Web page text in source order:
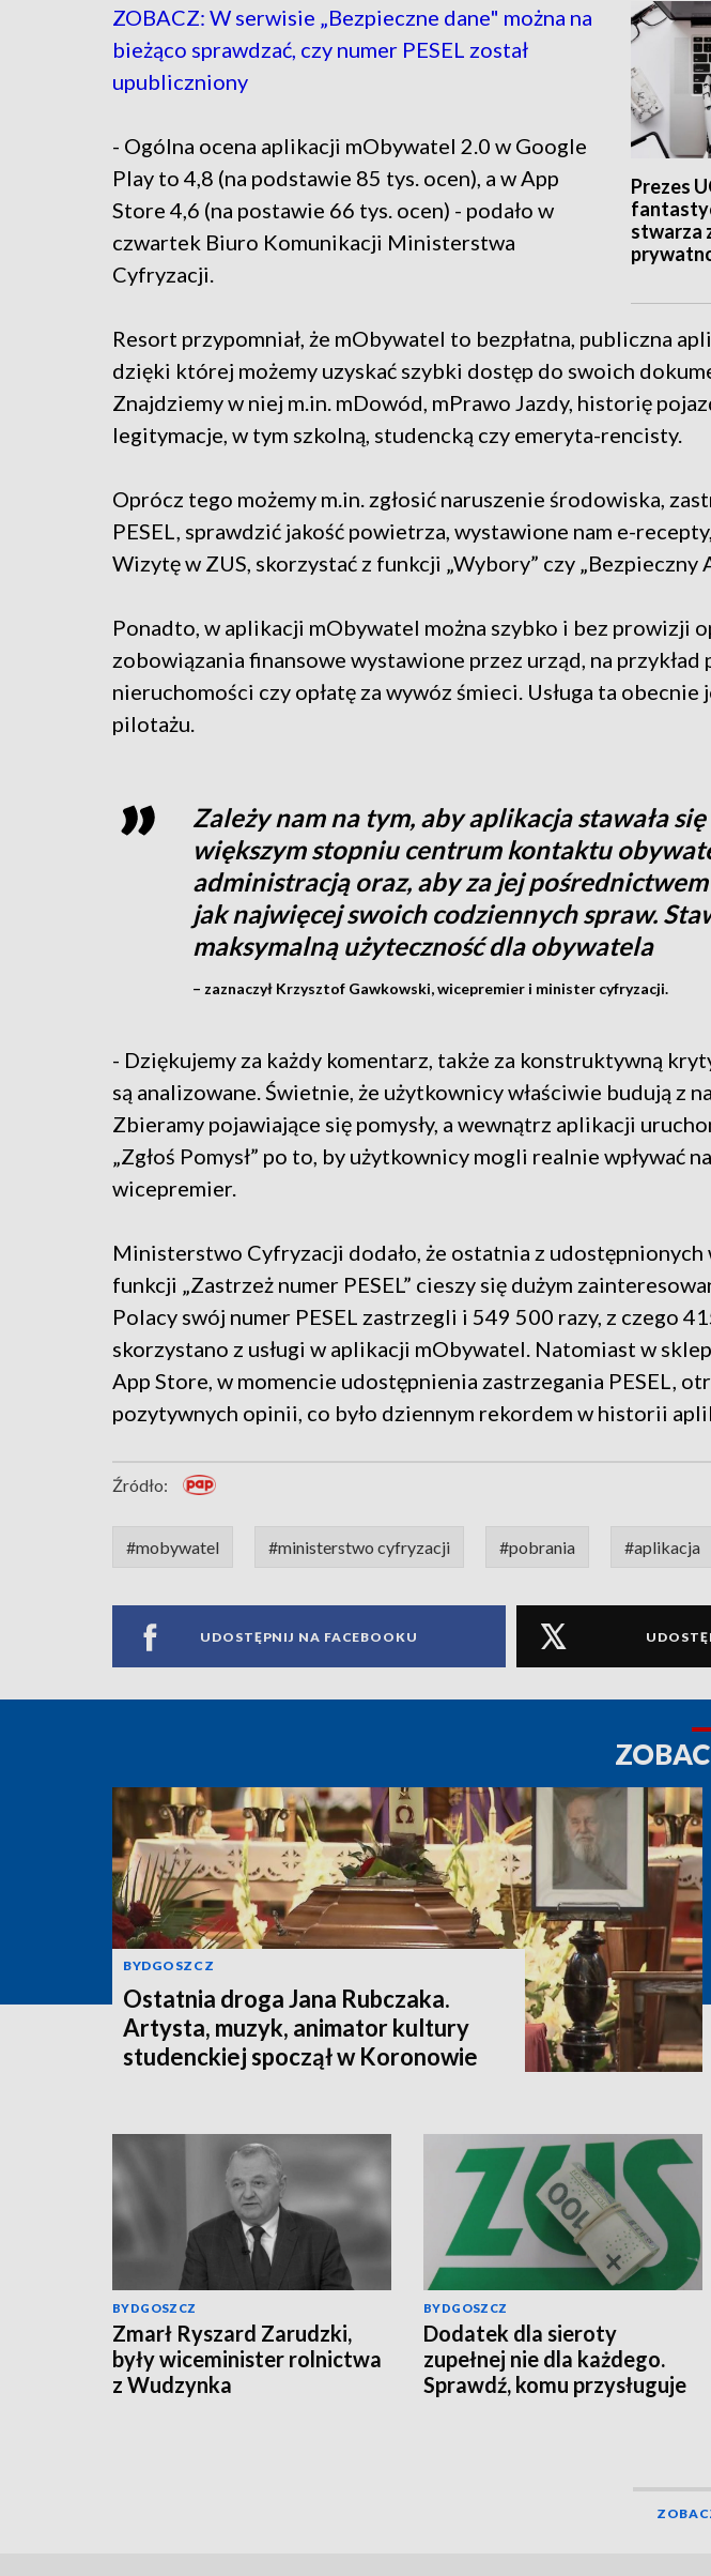
Prezes
stwarza
ZOBACZ: W serwisie „Bezpieczne dane" można na
bieżąco sprawdzać, czy numer PESEL został
upubliczniony
- Ogólna ocena aplikacji mObywatel 2.0 w Google
Play to 4,8 (na podstawie 85 tys. ocen), a w App
Store 4,6 (na postawie 66 tys. ocen) - podało w
czwartek Biuro Komunikacji Ministerstwa
Cyfryzacji.
Resort przypomniał, że mObywatel to bezpłatna, publiczna
dzięki której możemy uzyskać szybki dostęp do swoich
Znajdziemy w niej m.in. mDowód, mPrawo Jazdy, historię
legitymacje, w tym szkolną, studencką czy emeryta-rencisty.
Oprócz tego możemy m.in. zgłosić naruszenie środowiska,
PESEL, sprawdzić jakość powietrza, wystawione nam e-
Wizytę w ZUS, skorzystać z funkcji „Wybory” czy „Bezpieczny
Ponadto, w aplikacji mObywatel można szybko i bez prowizji
zobowiązania finansowe wystawione przez urząd, na przykład
nieruchomości czy opłatę za wywóz śmieci. Usługa ta obecnie
pilotażu.
Zależy nam na tym, aby aplikacja stawała
większym stopniu centrum kontaktu
administracją oraz, aby za jej
jak najwięcej swoich codziennych spraw.
maksymalną użyteczność dla obywatela
– zaznaczył Krzysztof Gawkowski, wicepremier i minister cyfryzacji.
- Dziękujemy za każdy komentarz, także za konstruktywną
są analizowane. Świetnie, że użytkownicy właściwie budują z
Zbieramy pojawiające się pomysły, a wewnątrz aplikacji
„Zgłoś Pomysł” po to, by użytkownicy mogli realnie wpływać
wicepremier.
Ministerstwo Cyfryzacji dodało, że ostatnia z udostępnionych
funkcji „Zastrzeż numer PESEL” cieszy się dużym
Polacy swój numer PESEL zastrzegli i 549 500 razy, z czego
skorzystano z usługi w aplikacji mObywatel. Natomiast w
App Store, w momencie udostępnienia zastrzegania PESEL,
pozytywnych opinii, co było dziennym rekordem w historii
Źródło:
#mobywatel #ministerstwo cyfryzacji #pobrania #aplikacja
UDOSTĘPNIJ NA FACEBOOKU
BYDGOSZCZ
Ostatnia droga Jana Rubczaka.
Artysta, muzyk, animator kultury
studenckiej spoczął w Koronowie
BYDGOSZCZ
Zmarł Ryszard Zarudzki,
były wiceminister rolnictwa
z Wudzynka
BYDGOSZCZ
Dodatek dla sieroty
zupełnej nie dla każdego.
Sprawdź, komu przysługuje